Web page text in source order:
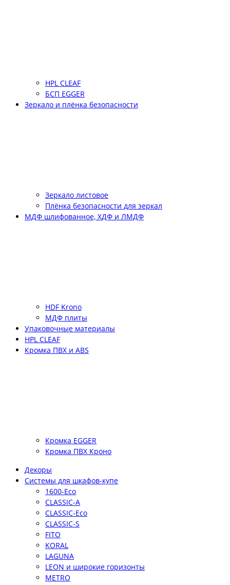
HPL CLEAF
БСП EGGER
Зеркало и плёнка безопасности
Зеркало листовое
Плёнка безопасности для зеркал
МДФ шлифованное, ХДФ и ЛМДФ
HDF Krono
МДФ плиты
Упаковочные материалы
HPL CLEAF
Кромка ПВХ и ABS
Кромка EGGER
Кромка ПВХ Кроно
Декоры
Системы для шкафов-купе
1600-Eco
CLASSIC-A
CLASSIC-Eco
CLASSIC-S
FITO
KORAL
LAGUNA
LEON и широкие горизонты
METRO